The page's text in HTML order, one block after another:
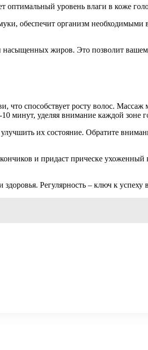
оптимальный уровень влаги в коже
обеспечит организм
насыщенных жиров. Это позволит
способствует росту волос.
минут, уделяя внимание каждой зоне
их состояние. Обратите
и придаст прическе
Регулярность – ключ к успеху